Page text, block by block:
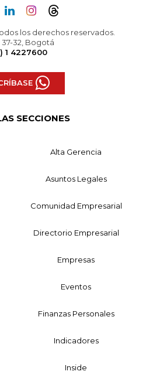
los derechos reservados.
37-32, Bogotá
1 4227600
SECCIONES
Alta Gerencia
Asuntos Legales
Comunidad Empresarial
Directorio Empresarial
Empresas
Eventos
Finanzas Personales
Indicadores
Inside